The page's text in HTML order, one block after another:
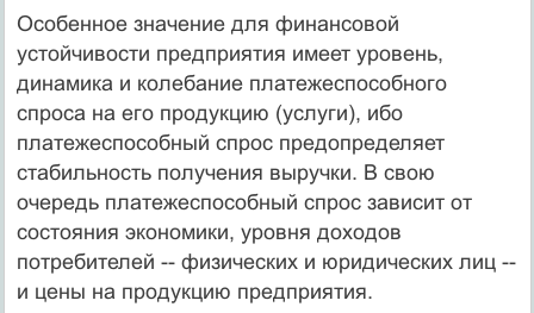
Особенное значение для финансовой
устойчивости предприятия имеет уровень,
динамика и колебание платежеспособного
спроса на его продукцию (услуги), ибо
платежеспособный спрос предопределяет
стабильность получения выручки. В свою
очередь платежеспособный спрос зависит от
состояния экономики, уровня доходов
потребителей -- физических и юридических лиц --
и цены на продукцию предприятия.